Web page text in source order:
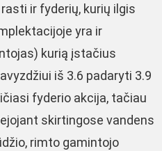
ir fyderių, kurių ilgis
yra ir
kurią įstačius
iš 3.6 padaryti 3.9
fyderio akcija, tačiau
skirtingose vandens
rimto gamintojo